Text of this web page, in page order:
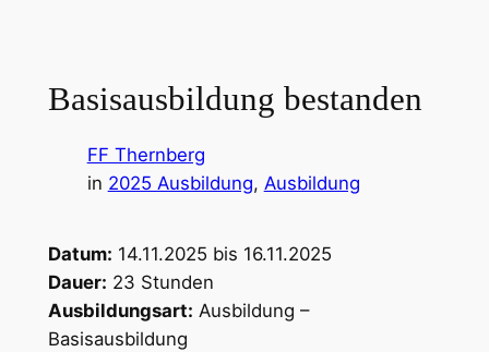
Basisausbildung bestanden
FF Thernberg
in 2025 Ausbildung, Ausbildung
Datum: 14.11.2025 bis 16.11.2025
Dauer: 23 Stunden
Ausbildungsart: Ausbildung –
Basisausbildung